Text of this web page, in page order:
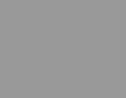
ITLƏR
HƏCM:250